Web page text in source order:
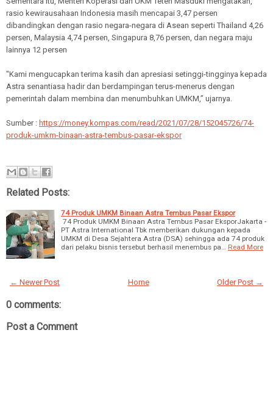
rasio kewirausahaan Indonesia masih mencapai 3,47 persen
dibandingkan dengan rasio negara-negara di Asean seperti Thailand 4,26
persen, Malaysia 4,74 persen, Singapura 8,76 persen, dan negara maju
lainnya 12 persen
"Kami mengucapkan terima kasih dan apresiasi setinggi-tingginya kepada
Astra senantiasa hadir dan berdampingan terus-menerus dengan
pemerintah dalam membina dan menumbuhkan UMKM,” ujarnya.
Sumber : https://money.kompas.com/read/2021/07/28/152045726/74-
produk-umkm-binaan-astra-tembus-pasar-ekspor
Related Posts:
74 Produk UMKM Binaan Astra Tembus Pasar Ekspor
74 Produk UMKM Binaan Astra Tembus Pasar EksporJakarta -
PT Astra International Tbk memberikan dukungan kepada
UMKM di Desa Sejahtera Astra (DSA) sehingga ada 74 produk
dari pelaku bisnis tersebut berhasil menembus pa… Read More
← Newer Post Older Post →
Home
0 comments:
Post a Comment